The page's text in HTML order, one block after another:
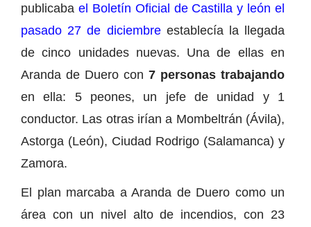
publicaba el Boletín Oficial de Castilla y león el
pasado 27 de diciembre establecía la llegada
de cinco unidades nuevas. Una de ellas en
Aranda de Duero con 7 personas trabajando
en ella: 5 peones, un jefe de unidad y 1
conductor. Las otras irían a Mombeltrán (Ávila),
Astorga (León), Ciudad Rodrigo (Salamanca) y
Zamora.
El plan marcaba a Aranda de Duero como un
área con un nivel alto de incendios, con 23